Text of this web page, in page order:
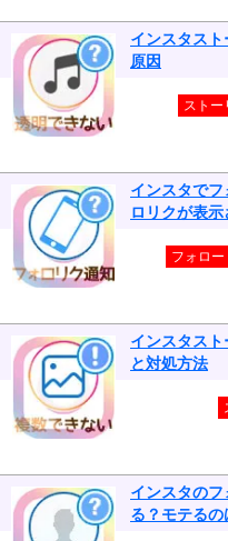
インスタス
原因
ストー
インスタで
ロリクが表
フォロー
インスタス
と対処方法
インスタの
る？モテるの